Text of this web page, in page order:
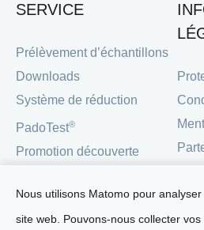
Nous utilisons Matomo pour
site web. Pouvons-nous collecter
SERVICE
Prélèvement d’échantillons
Downloads
Système de réduction
PadoTest®
Promotion découverte